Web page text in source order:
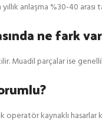
anlaşma %30-40 arası
ne fark
Muadil parçalar ise
operatör kaynaklı